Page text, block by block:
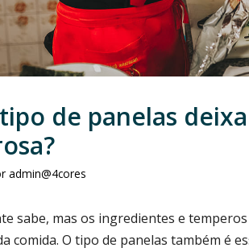
de panelas
admin@4cores
sabe, mas os ingredientes e
comida. O tipo de panelas também é